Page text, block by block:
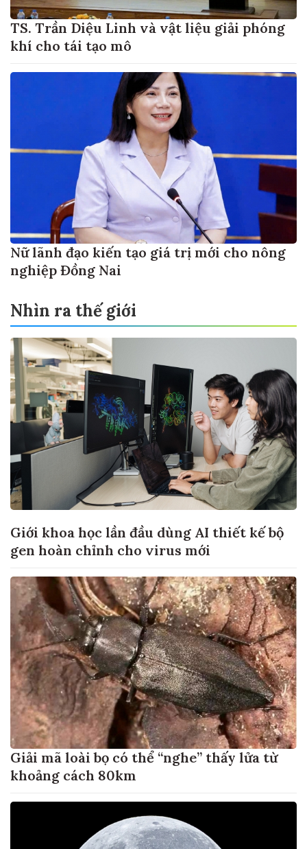
TS. Trần Diệu Linh và vật liệu giải phóng
khí cho tái tạo mô
Nữ lãnh đạo kiến tạo giá trị mới cho nông
nghiệp Đồng Nai
Nhìn ra thế giới
Giới khoa học lần đầu dùng AI thiết kế bộ
gen hoàn chỉnh cho virus mới
Giải mã loài bọ có thể “nghe” thấy lửa từ
khoảng cách 80km